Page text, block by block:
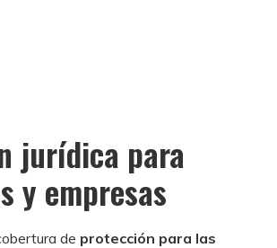
jurídica para
y empresas
de protección para las